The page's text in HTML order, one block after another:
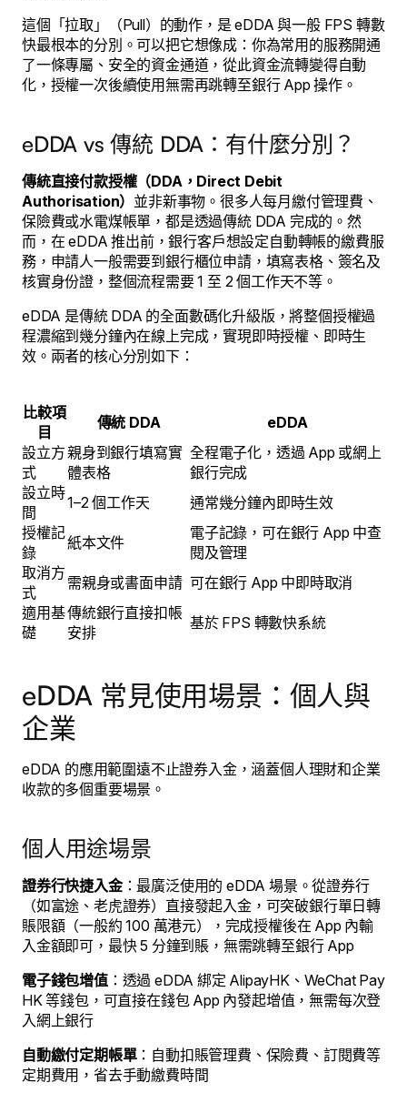
這個「拉取」（Pull）的動作，是 eDDA 與一般 FPS 轉數
快最根本的分別。可以把它想像成：你為常用的服務開通
了一條專屬、安全的資金通道，從此資金流轉變得自動
化，授權一次後續使用無需再跳轉至銀行 App 操作。
eDDA vs 傳統 DDA：有什麼分別？
傳統直接付款授權（DDA，Direct Debit
Authorisation） 並非新事物。很多人每月繳付管理費、
保險費或水電煤帳單，都是透過傳統 DDA 完成的。然
而，在 eDDA 推出前，銀行客戶想設定自動轉帳的繳費服
務，申請人一般需要到銀行櫃位申請，填寫表格、簽名及
核實身份證，整個流程需要 1 至 2 個工作天不等。
eDDA 是傳統 DDA 的全面數碼化升級版，將整個授權過
程濃縮到幾分鐘內在線上完成，實現即時授權、即時生
效。兩者的核心分別如下：
比較項
目
傳統 DDA
eDDA
設立方
式
親身到銀行填寫實
體表格
全程電子化，透過 App 或網上
銀行完成
設立時
間
1–2 個工作天
通常幾分鐘內即時生效
授權記
錄
紙本文件
電子記錄，可在銀行 App 中查
閱及管理
取消方
式
需親身或書面申請 可在銀行 App 中即時取消
適用基
礎
傳統銀行直接扣帳
安排
基於 FPS 轉數快系統
eDDA 常見使用場景：個人與
企業
eDDA 的應用範圍遠不止證券入金，涵蓋個人理財和企業
收款的多個重要場景。
個人用途場景
證券行快捷入金：最廣泛使用的 eDDA 場景。從證券行
（如富途、老虎證券）直接發起入金，可突破銀行單日轉
賬限額（一般約 100 萬港元），完成授權後在 App 內輸
入金額即可，最快 5 分鐘到賬，無需跳轉至銀行 App
電子錢包增值：透過 eDDA 綁定 AlipayHK、WeChat Pay
HK 等錢包，可直接在錢包 App 內發起增值，無需每次登
入網上銀行
自動繳付定期帳單：自動扣賬管理費、保險費、訂閱費等
定期費用，省去手動繳費時間